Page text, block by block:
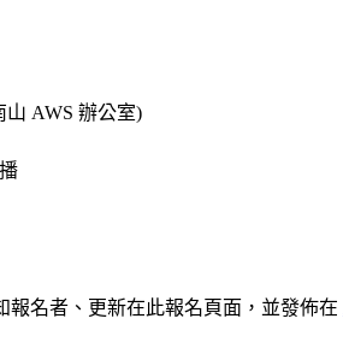
AWS 辦公室)
名者、更新在此報名頁面，並發佈在